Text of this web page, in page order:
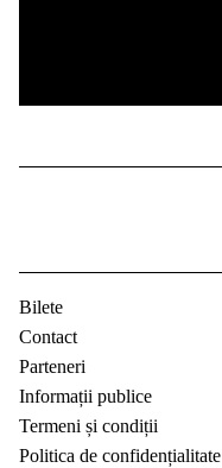
Bilete
Contact
Parteneri
Informații publice
Termeni și condiții
Politica de confidențialitate